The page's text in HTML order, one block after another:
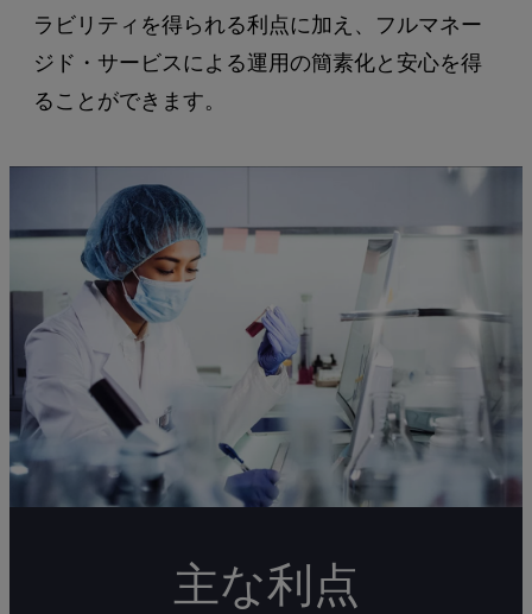
ラビリティを得られる利点に加え、フルマネー
ジド・サービスによる運用の簡素化と安心を得
ることができます。
主な利点